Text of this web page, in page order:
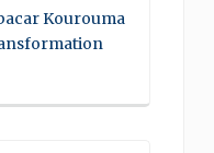
Kourouma